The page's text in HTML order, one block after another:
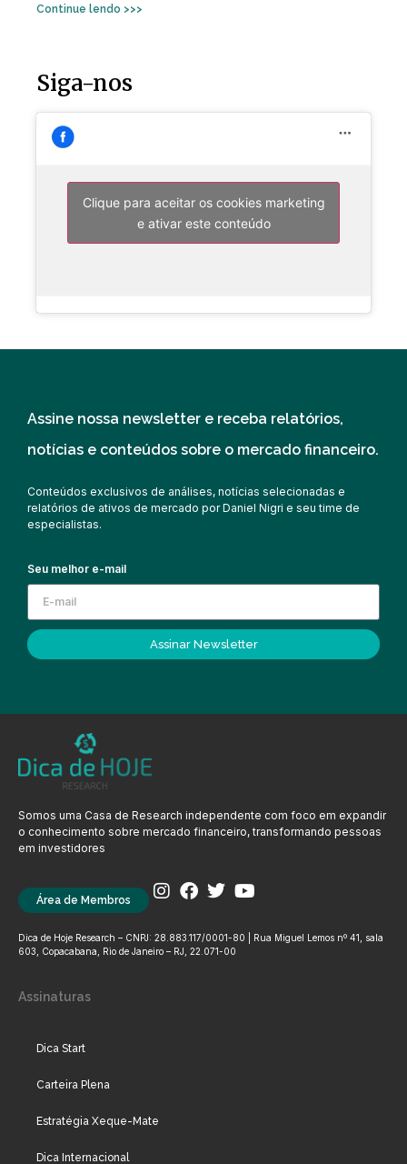
Continue lendo >>>
Siga-nos
Clique para aceitar os cookies marketing
e ativar este conteúdo
Assine nossa newsletter e receba relatórios,
notícias e conteúdos sobre o mercado financeiro.
Conteúdos exclusivos de análises, notícias selecionadas e
relatórios de ativos de mercado por Daniel Nigri e seu time de
especialistas.
Seu melhor e-mail
Assinar Newsletter
Somos uma Casa de Research independente com foco em expandir
o conhecimento sobre mercado financeiro, transformando pessoas
em investidores
Área de Membros
Dica de Hoje Research – CNPJ: 28.883.117/0001-80 | Rua Miguel Lemos nº 41, sala
603, Copacabana, Rio de Janeiro – RJ, 22.071-00
Assinaturas
Dica Start
Carteira Plena
Estratégia Xeque-Mate
Dica Internacional